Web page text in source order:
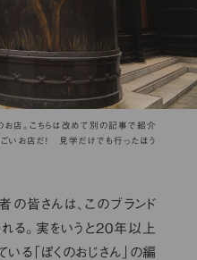
店。こちらは改めて別の記事で紹介
いお店だ！ 見学だけでも行ったほう
の皆さんは、このブランド
る。実をいうと20年以上
いる「ぼくのおじさん」の編